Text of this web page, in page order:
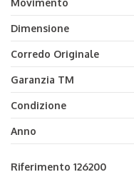
Movimento
Dimensione
Corredo Originale
Garanzia TM
Condizione
Anno
Riferimento 126200